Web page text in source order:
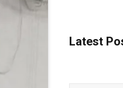
Latest